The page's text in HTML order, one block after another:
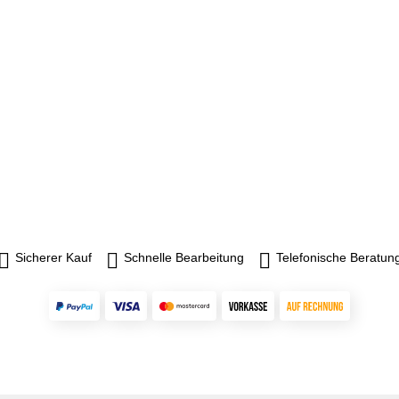
Sicherer Kauf Schnelle Bearbeitung Telefonische